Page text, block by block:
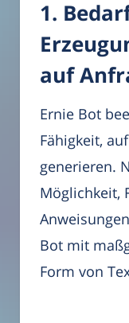
1.
auf
Ernie Bot
Fähigkeit,
generieren.
Möglichkeit,
Bot mit
Form von